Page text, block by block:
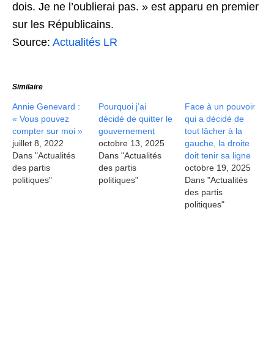
dois. Je ne l’oublierai pas. » est apparu en premier
sur les Républicains.
Source: Actualités LR
Similaire
Annie Genevard :
« Vous pouvez
compter sur moi »
juillet 8, 2022
Dans "Actualités
des partis
politiques"
Pourquoi j’ai
décidé de quitter le
gouvernement
octobre 13, 2025
Dans "Actualités
des partis
politiques"
Face à un pouvoir
qui a décidé de
tout lâcher à la
gauche, la droite
doit tenir sa ligne
octobre 19, 2025
Dans "Actualités
des partis
politiques"